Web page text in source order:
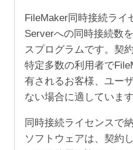
FileMaker同時接続ライ
Serverへの同時接続数
スプログラムです。契
特定多数の利用者で
有されるお客様、ユー
ない場合に適しています
同時接続ライセンスで
ソフトウェアは、契約